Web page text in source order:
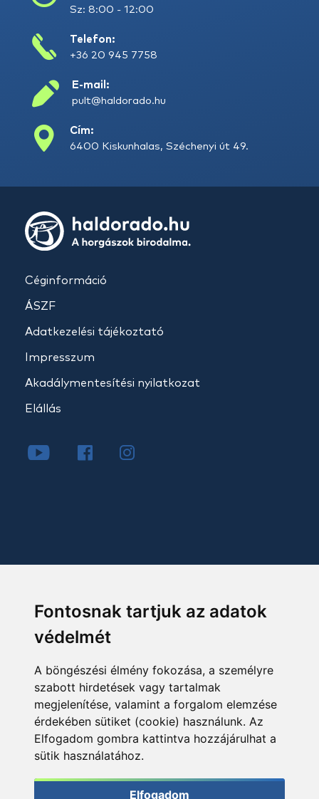
Fontosnak tartjuk az adatok
védelmét
A böngészési élmény fokozása, a személyre
szabott hirdetések vagy tartalmak
megjelenítése, valamint a forgalom elemzése
érdekében sütiket (cookie) használunk. Az
Elfogadom gombra kattintva hozzájárulhat a
sütik használatához.
Elfogadom
Sz: 8:00 - 12:00
Telefon:
+36 20 945 7758
E-mail:
pult@haldorado.hu
Cím:
6400 Kiskunhalas, Széchenyi út 49.
Céginformáció
ÁSZF
Adatkezelési tájékoztató
Impresszum
Akadálymentesítési nyilatkozat
Elállás